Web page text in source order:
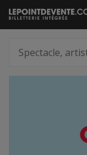
Passer
au
artiste,
lieu...